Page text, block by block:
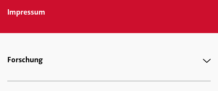
Impressum
Forschung